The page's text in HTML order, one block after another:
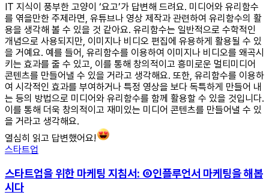
IT 지식이 풍부한 고양이 ‘요고’가 답변해 드려요. 미디어와 유리함수
를 엮을만한 주제라면, 유튜브나 영상 제작과 관련하여 유리함수의 활
용을 생각해 볼 수 있을 것 같아요. 유리함수는 일반적으로 수학적인
개념으로 사용되지만, 이미지나 비디오 편집에 유용하게 활용될 수 있
을 거예요. 예를 들어, 유리함수를 이용하여 이미지나 비디오를 왜곡시
키는 효과를 줄 수 있고, 이를 통해 창의적이고 흥미로운 멀티미디어
콘텐츠를 만들어낼 수 있을 거라고 생각해요. 또한, 유리함수를 이용하
여 시각적인 효과를 부여하거나 특정 영상을 보다 독특하게 만들어 내
는 등의 방법으로 미디어와 유리함수를 함께 활용할 수 있을 것입니다.
이를 통해 더욱 창의적이고 재미있는 미디어 콘텐츠를 만들어낼 수 있
을 거라고 생각해요.
열심히 읽고 답변했어요!
스타트업
스타트업을 위한 마케팅 지침서: ⑥인플루언서 마케팅을 해봅
시다